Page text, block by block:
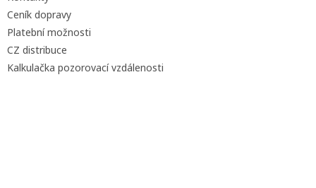
Ceník dopravy
Platební možnosti
CZ distribuce
Kalkulačka pozorovací vzdálenosti